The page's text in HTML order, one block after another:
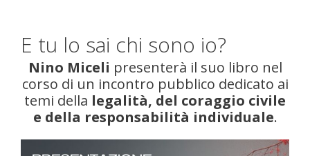
E tu lo sai chi sono io?
Nino Miceli presenterà il suo libro nel
corso di un incontro pubblico dedicato ai
temi della legalità, del coraggio civile
e della responsabilità individuale.